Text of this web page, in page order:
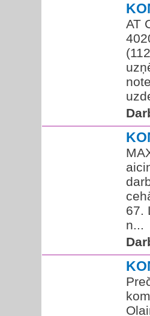
AT
67.
n...